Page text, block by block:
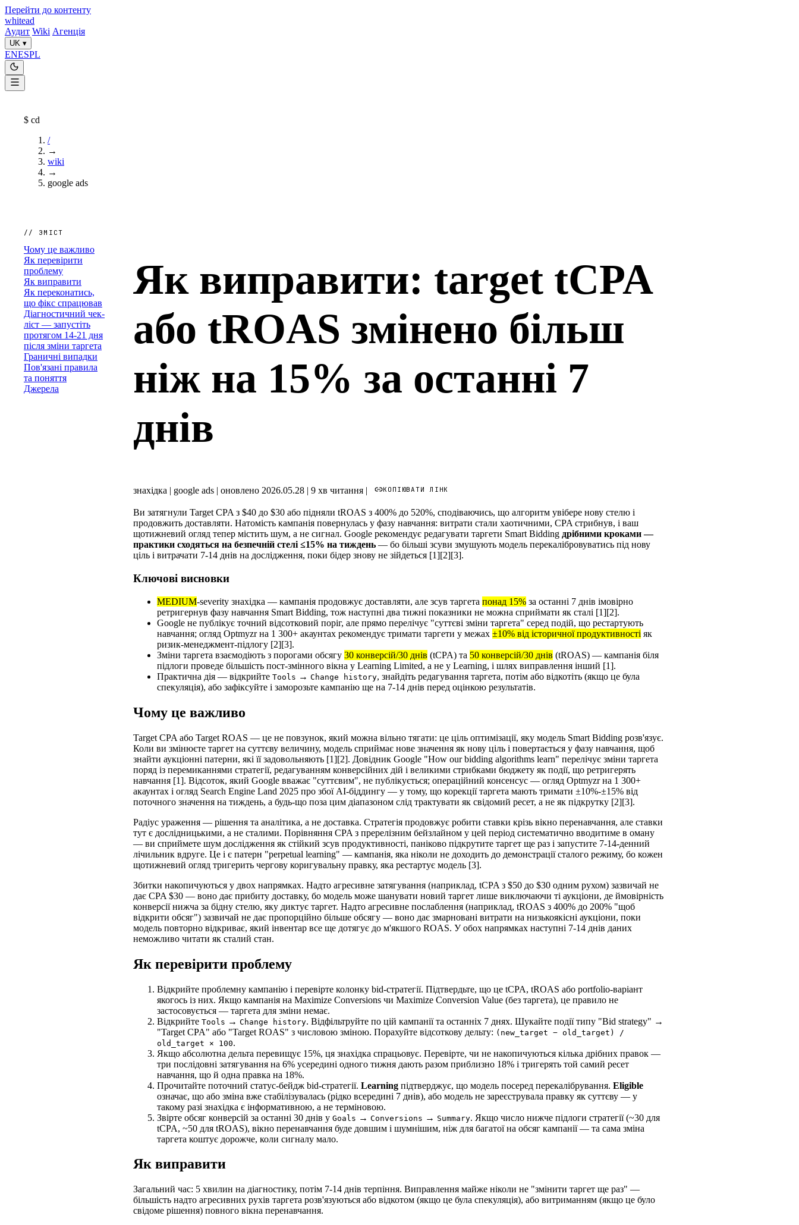
Перейти до контенту
whitead
Аудит Wiki Агенція
UK ▾
ENESPL
$ cd
/
→
wiki
→
google ads
// ЗМІСТ
Чому це важливо
Як перевірити
проблему
Як виправити
Як переконатись,
що фікс спрацював
Діагностичний чек-
ліст — запустіть
протягом 14-21 дня
після зміни таргета
Граничні випадки
Пов'язані правила
та поняття
Джерела
Як виправити: target tCPA
або tROAS змінено більш
ніж на 15% за останні 7
днів
знахідка google ads оновлено 2026.05.28 9 хв читання КОПІЮВАТИ ЛІНК
Ви затягнули Target CPA з $40 до $30 або підняли tROAS з 400% до 520%, сподіваючись, що алгоритм увібере нову стелю і
продовжить доставляти. Натомість кампанія повернулась у фазу навчання: витрати стали хаотичними, CPA стрибнув, і ваш
щотижневий огляд тепер містить шум, а не сигнал. Google рекомендує редагувати таргети Smart Bidding дрібними кроками —
практики сходяться на безпечній стелі ≤15% на тиждень — бо більші зсуви змушують модель перекалібровуватись під нову
ціль і витрачати 7-14 днів на дослідження, поки бідер знову не зійдеться [1][2][3].
Ключові висновки
MEDIUM-severity знахідка — кампанія продовжує доставляти, але зсув таргета понад 15% за останні 7 днів імовірно
ретригернув фазу навчання Smart Bidding, тож наступні два тижні показники не можна сприймати як сталі [1][2].
Google не публікує точний відсотковий поріг, але прямо перелічує "суттєві зміни таргета" серед подій, що рестартують
навчання; огляд Optmyzr на 1 300+ акаунтах рекомендує тримати таргети у межах ±10% від історичної продуктивності як
ризик-менеджмент-підлогу [2][3].
Зміни таргета взаємодіють з порогами обсягу 30 конверсій/30 днів (tCPA) та 50 конверсій/30 днів (tROAS) — кампанія біля
підлоги проведе більшість пост-змінного вікна у Learning Limited, а не у Learning, і шлях виправлення інший [1].
Практична дія — відкрийте Tools → Change history, знайдіть редагування таргета, потім або відкотіть (якщо це була
спекуляція), або зафіксуйте і заморозьте кампанію ще на 7-14 днів перед оцінкою результатів.
Чому це важливо
Target CPA або Target ROAS — це не повзунок, який можна вільно тягати: це ціль оптимізації, яку модель Smart Bidding розв'язує.
Коли ви змінюєте таргет на суттєву величину, модель сприймає нове значення як нову ціль і повертається у фазу навчання, щоб
знайти аукціонні патерни, які її задовольняють [1][2]. Довідник Google "How our bidding algorithms learn" перелічує зміни таргета
поряд із перемиканнями стратегії, редагуванням конверсійних дій і великими стрибками бюджету як події, що ретригерять
навчання [1]. Відсоток, який Google вважає "суттєвим", не публікується; операційний консенсус — огляд Optmyzr на 1 300+
акаунтах і огляд Search Engine Land 2025 про збої AI-біддингу — у тому, що корекції таргета мають тримати ±10%-±15% від
поточного значення на тиждень, а будь-що поза цим діапазоном слід трактувати як свідомий ресет, а не як підкрутку [2][3].
Радіус ураження — рішення та аналітика, а не доставка. Стратегія продовжує робити ставки крізь вікно перенавчання, але ставки
тут є дослідницькими, а не сталими. Порівняння CPA з пререлізним бейзлайном у цей період систематично вводитиме в оману
— ви сприймете шум дослідження як стійкий зсув продуктивності, паніково підкрутите таргет ще раз і запустите 7-14-денний
лічильник вдруге. Це і є патерн "perpetual learning" — кампанія, яка ніколи не доходить до демонстрації сталого режиму, бо кожен
щотижневий огляд тригерить чергову коригувальну правку, яка рестартує модель [3].
Збитки накопичуються у двох напрямках. Надто агресивне затягування (наприклад, tCPA з $50 до $30 одним рухом) зазвичай не
дає CPA $30 — воно дає прибиту доставку, бо модель може шанувати новий таргет лише виключаючи ті аукціони, де ймовірність
конверсії нижча за бідну стелю, яку диктує таргет. Надто агресивне послаблення (наприклад, tROAS з 400% до 200% "щоб
відкрити обсяг") зазвичай не дає пропорційно більше обсягу — воно дає змарновані витрати на низькоякісні аукціони, поки
модель повторно відкриває, який інвентар все ще дотягує до м'якшого ROAS. У обох напрямках наступні 7-14 днів даних
неможливо читати як сталий стан.
Як перевірити проблему
Відкрийте проблемну кампанію і перевірте колонку bid-стратегії. Підтвердьте, що це tCPA, tROAS або portfolio-варіант
якогось із них. Якщо кампанія на Maximize Conversions чи Maximize Conversion Value (без таргета), це правило не
застосовується — таргета для зміни немає.
Відкрийте Tools → Change history. Відфільтруйте по цій кампанії та останніх 7 днях. Шукайте події типу "Bid strategy" →
"Target CPA" або "Target ROAS" з числовою зміною. Порахуйте відсоткову дельту: (new_target − old_target) /
old_target × 100.
Якщо абсолютна дельта перевищує 15%, ця знахідка спрацьовує. Перевірте, чи не накопичуються кілька дрібних правок —
три послідовні затягування на 6% усередині одного тижня дають разом приблизно 18% і тригерять той самий ресет
навчання, що й одна правка на 18%.
Прочитайте поточний статус-бейдж bid-стратегії. Learning підтверджує, що модель посеред перекалібрування. Eligible
означає, що або зміна вже стабілізувалась (рідко всередині 7 днів), або модель не зареєструвала правку як суттєву — у
такому разі знахідка є інформативною, а не терміновою.
Звірте обсяг конверсій за останні 30 днів у Goals → Conversions → Summary. Якщо число нижче підлоги стратегії (~30 для
tCPA, ~50 для tROAS), вікно перенавчання буде довшим і шумнішим, ніж для багатої на обсяг кампанії — та сама зміна
таргета коштує дорожче, коли сигналу мало.
Як виправити
Загальний час: 5 хвилин на діагностику, потім 7-14 днів терпіння. Виправлення майже ніколи не "змінити таргет ще раз" —
більшість надто агресивних рухів таргета розв'язуються або відкотом (якщо це була спекуляція), або витриманням (якщо це було
свідоме рішення) повного вікна перенавчання.